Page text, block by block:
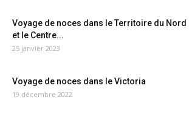
Voyage de noces dans le Territoire du Nord
et le Centre...
25 janvier 2023
Voyage de noces dans le Victoria
19 décembre 2022